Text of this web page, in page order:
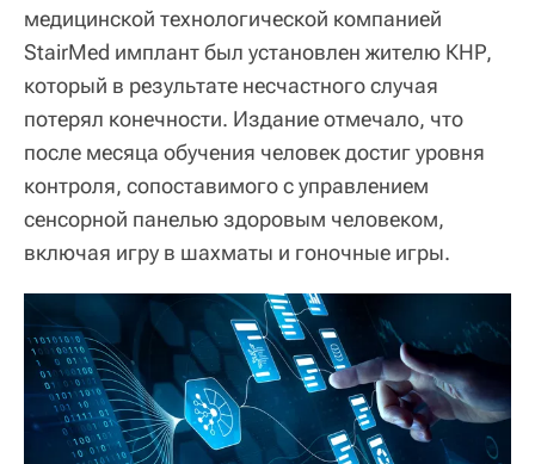
медицинской технологической компанией
StairMed имплант был установлен жителю КНР,
который в результате несчастного случая
потерял конечности. Издание отмечало, что
после месяца обучения человек достиг уровня
контроля, сопоставимого с управлением
сенсорной панелью здоровым человеком,
включая игру в шахматы и гоночные игры.